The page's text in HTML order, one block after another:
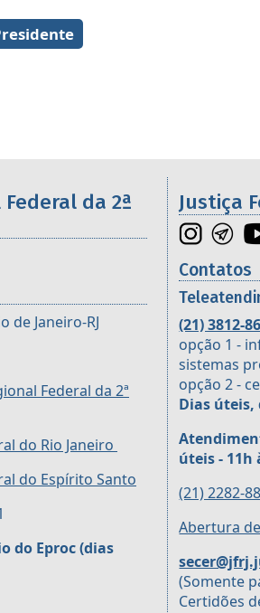
os órgãos da 2ª
da 2ª
de Janeiro-RJ
Federal da 2ª
do Rio Janeiro
do Espírito Santo
do Eproc (dias
Justiça
Contatos
(21) 3812-
opção 1 -
sistemas
opção 2 -
Dias úteis,
úteis - 11h
(21) 2282-
Abertura
(Somente
Certidões